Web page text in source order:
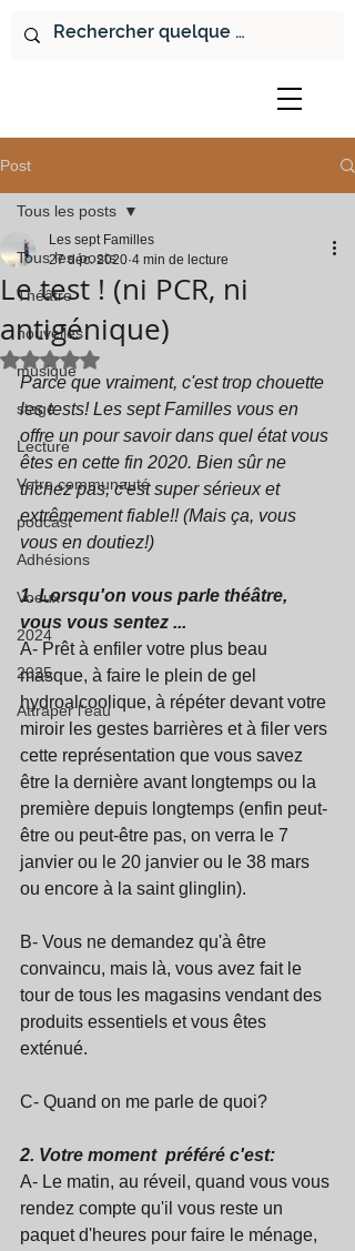
Post
Tous les posts
Théâtre
nouvelles
musique
stage
Lecture
Votre communauté
podcast
Adhésions
Voeux
2024
2025
Attraper l'eau
Tous les posts
Le test ! (ni PCR, ni
antigénique)
Les sept Familles
27 déc. 2020 4 min de lecture
Noté NaN étoiles sur 5.
Parce que vraiment, c'est trop chouette
les tests! Les sept Familles vous en
offre un pour savoir dans quel état vous
êtes en cette fin 2020. Bien sûr ne
trichez pas, c'est super sérieux et
extrêmement fiable!! (Mais ça, vous
vous en doutiez!)
1. Lorsqu'on vous parle théâtre,
vous vous sentez ...
A- Prêt à enfiler votre plus beau
masque, à faire le plein de gel
hydroalcoolique, à répéter devant votre
miroir les gestes barrières et à filer vers
cette représentation que vous savez
être la dernière avant longtemps ou la
première depuis longtemps (enfin peut-
être ou peut-être pas, on verra le 7
janvier ou le 20 janvier ou le 38 mars
ou encore à la saint glinglin).
B- Vous ne demandez qu'à être
convaincu, mais là, vous avez fait le
tour de tous les magasins vendant des
produits essentiels et vous êtes
exténué.
C- Quand on me parle de quoi?
2. Votre moment  préféré c'est:
A- Le matin, au réveil, quand vous vous
rendez compte qu'il vous reste un
paquet d'heures pour faire le ménage,